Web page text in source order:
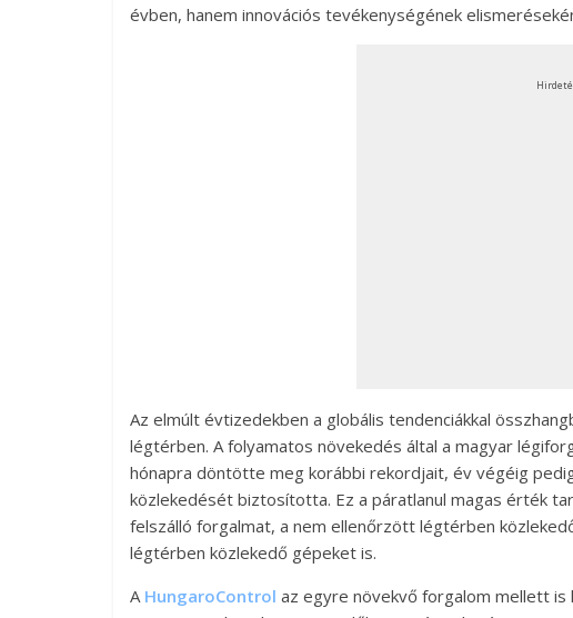
évben, hanem innovációs tevékenységének
Az elmúlt évtizedekben a globális tendenciákkal
légtérben. A folyamatos növekedés által a magyar
hónapra döntötte meg korábbi rekordjait, év végéig
közlekedését biztosította. Ez a páratlanul magas érték
felszálló forgalmat, a nem ellenőrzött légtérben
légtérben közlekedő gépeket is.
A HungaroControl az egyre növekvő forgalom mellett